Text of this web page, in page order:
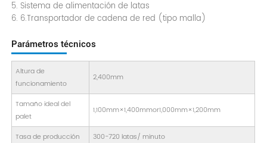
5. Sistema de alimentación de latas
6. 6.Transportador de cadena de red (tipo malla)
Parámetros técnicos
Altura de
funcionamiento
2,400mm
Tamaño ideal del
palet
1,100mm×1,400mmor1,000mm×1,200mm
Tasa de producción
300-720 latas/ minuto